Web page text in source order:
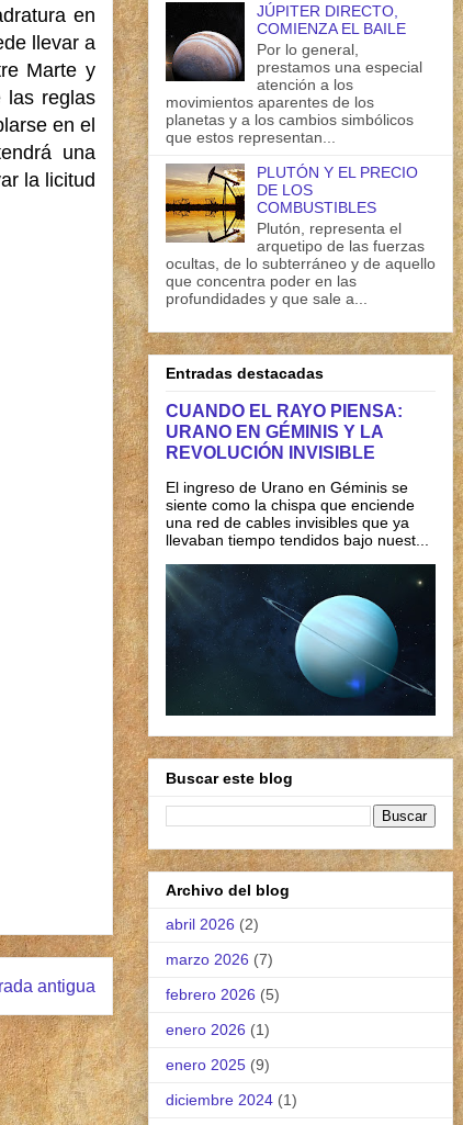
en
llevar a
Marte y
las reglas
en el
una
la licitud
antigua
JÚPITER DIRECTO,
COMIENZA EL BAILE
Por lo general,
prestamos una especial
atención a los
movimientos aparentes de los
planetas y a los cambios simbólicos
que estos representan...
PLUTÓN Y EL PRECIO
DE LOS
COMBUSTIBLES
Plutón, representa el
arquetipo de las fuerzas
ocultas, de lo subterráneo y de aquello
que concentra poder en las
profundidades y que sale a...
Entradas destacadas
CUANDO EL RAYO PIENSA:
URANO EN GÉMINIS Y LA
REVOLUCIÓN INVISIBLE
El ingreso de Urano en Géminis se
siente como la chispa que enciende
una red de cables invisibles que ya
llevaban tiempo tendidos bajo nuest...
Buscar este blog
Archivo del blog
abril 2026 (2)
marzo 2026 (7)
febrero 2026 (5)
enero 2026 (1)
enero 2025 (9)
diciembre 2024 (1)